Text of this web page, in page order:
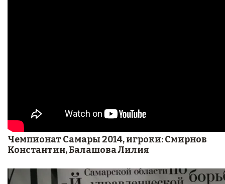
Чемпионат Самары 2014, игроки: Смирнов
Константин, Балашова Лилия